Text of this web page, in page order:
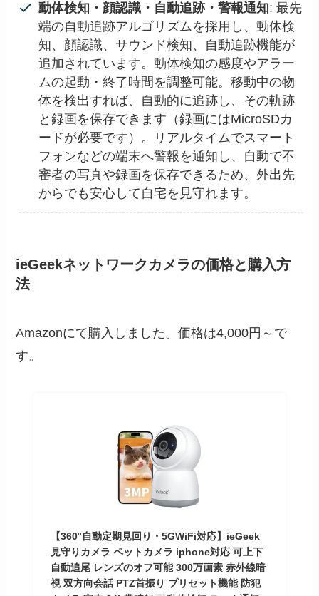
動体検知・顔認識・自動追跡・警報通知: 最先
端の自動追跡アルゴリズムを採用し、動体検
知、顔認識、サウンド検知、自動追跡機能が
追加されています。動体検知の感度やアラー
ムの起動・終了時間を調整可能。移動中の物
体を検出すれば、自動的に追跡し、その軌跡
と録画を保存できます（録画にはMicroSDカ
ードが必要です）。リアルタイムでスマート
フォンなどの端末へ警報を通知し、自動で不
審者の写真や録画を保存できるため、外出先
からでも安心して自宅を見守れます。
ieGeekネットワークカメラの価格と購入方
法
Amazonにて購入しました。価格は4,000円～で
す。
【360°自動定期見回り・5GWiFi対応】ieGeek
見守りカメラ ペットカメラ iphone対応 可上下
自動追尾 レンズのオフ可能 300万画素 赤外線暗
視 双方向会話 PTZ首振り プリセット機能 防犯